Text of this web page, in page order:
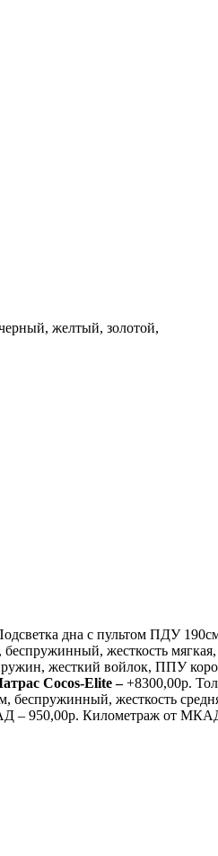
желтый, золотой,
дна с пультом ПДУ
жесткость
жесткий войлок, ППУ
Cocos-Elite–+8300,00р.
беспружинный, жесткость
– 950,00р. Километраж от